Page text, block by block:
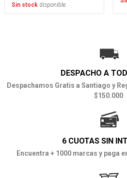
Sin stock disponible
DESPACHO A
Despachamos Gratis a Santiago y
$150.000
6 CUOTAS SIN
Encuentra + 1000 marcas y paga